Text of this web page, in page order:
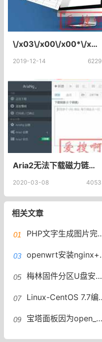
\/x03\/x00\/x00*\/xE0\/x00\/x00\/x00\/x00\/x00Cookie mstshash=Administr针对thinkphp的远程代码执行漏洞进行的攻击
2019-12-14 6229
Aria2无法下载磁力链接、BT种子和速度慢，aria2下载磁力/BT无速度荒野无灯的padavan自带的aria2没有速度怎么办？
2020-03-08 4053
相关文章
PHP文字生成图片完整源码分享 | 支持自动换行/居中/一键下载
openwrt安装nginx+php+mysql详细教程owncloud私有云的nginx配置文件
梅林固件分区U盘安装entware环境部署ONMP——2、使用已经ONMP脚本部署PHP+MYSQL+NGINX环境
Linux-CentOS 7.7编译安装LNMP，阿里云Centos 7安装LNMP(源码编译安装LNMP)
宝塔面板因为open_basedir引起的No input file specified问题，No input file specified解决方法